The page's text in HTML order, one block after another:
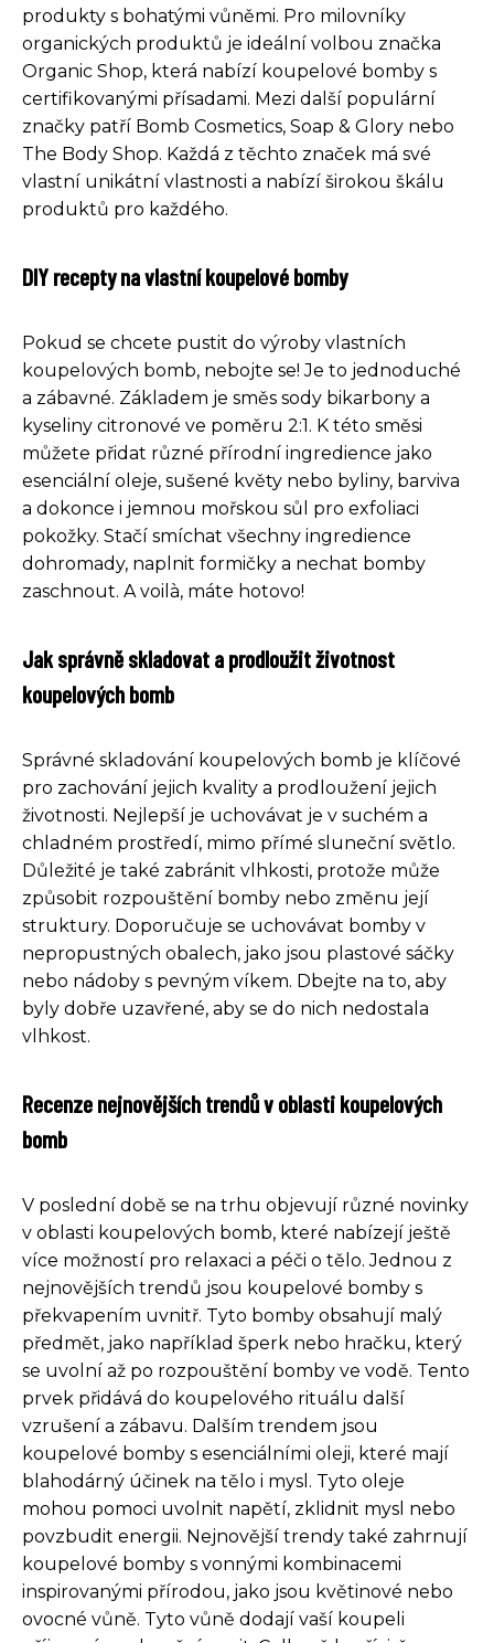
produkty s bohatými vůněmi. Pro milovníky
organických produktů je ideální volbou značka
Organic Shop, která nabízí koupelové bomby s
certifikovanými přísadami. Mezi další populární
značky patří Bomb Cosmetics, Soap & Glory nebo
The Body Shop. Každá z těchto značek má své
vlastní unikátní vlastnosti a nabízí širokou škálu
produktů pro každého.
DIY recepty na vlastní koupelové bomby
Pokud se chcete pustit do výroby vlastních
koupelových bomb, nebojte se! Je to jednoduché
a zábavné. Základem je směs sody bikarbony a
kyseliny citronové ve poměru 2:1. K této směsi
můžete přidat různé přírodní ingredience jako
esenciální oleje, sušené květy nebo byliny, barviva
a dokonce i jemnou mořskou sůl pro exfoliaci
pokožky. Stačí smíchat všechny ingredience
dohromady, naplnit formičky a nechat bomby
zaschnout. A voilà, máte hotovo!
Jak správně skladovat a prodloužit životnost
koupelových bomb
Správné skladování koupelových bomb je klíčové
pro zachování jejich kvality a prodloužení jejich
životnosti. Nejlepší je uchovávat je v suchém a
chladném prostředí, mimo přímé sluneční světlo.
Důležité je také zabránit vlhkosti, protože může
způsobit rozpouštění bomby nebo změnu její
struktury. Doporučuje se uchovávat bomby v
nepropustných obalech, jako jsou plastové sáčky
nebo nádoby s pevným víkem. Dbejte na to, aby
byly dobře uzavřené, aby se do nich nedostala
vlhkost.
Recenze nejnovějších trendů v oblasti koupelových
bomb
V poslední době se na trhu objevují různé novinky
v oblasti koupelových bomb, které nabízejí ještě
více možností pro relaxaci a péči o tělo. Jednou z
nejnovějších trendů jsou koupelové bomby s
překvapením uvnitř. Tyto bomby obsahují malý
předmět, jako například šperk nebo hračku, který
se uvolní až po rozpouštění bomby ve vodě. Tento
prvek přidává do koupelového rituálu další
vzrušení a zábavu. Dalším trendem jsou
koupelové bomby s esenciálními oleji, které mají
blahodárný účinek na tělo i mysl. Tyto oleje
mohou pomoci uvolnit napětí, zklidnit mysl nebo
povzbudit energii. Nejnovější trendy také zahrnují
koupelové bomby s vonnými kombinacemi
inspirovanými přírodou, jako jsou květinové nebo
ovocné vůně. Tyto vůně dodají vaší koupeli